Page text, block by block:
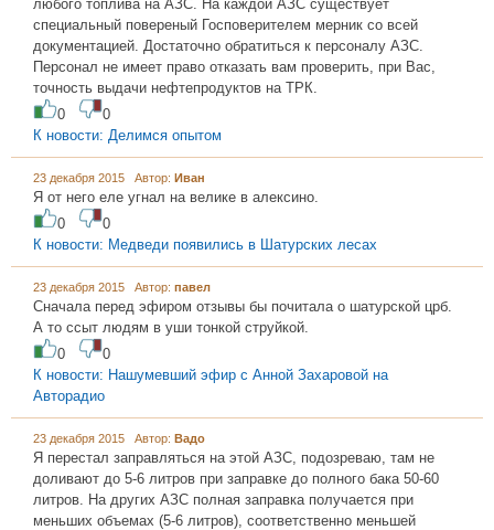
любого топлива на АЗС. На каждой АЗС существует
специальный повереный Госповерителем мерник со всей
документацией. Достаточно обратиться к персоналу АЗС.
Персонал не имеет право отказать вам проверить, при Вас,
точность выдачи нефтепродуктов на ТРК.
0
0
К новости: Делимся опытом
23 декабря 2015 Автор: Иван
Я от него еле угнал на велике в алексино.
0
0
К новости: Медведи появились в Шатурских лесах
23 декабря 2015 Автор: павел
Сначала перед эфиром отзывы бы почитала о шатурской црб.
А то ссыт людям в уши тонкой струйкой.
0
0
К новости: Нашумевший эфир с Анной Захаровой на
Авторадио
23 декабря 2015 Автор: Вадо
Я перестал заправляться на этой АЗС, подозреваю, там не
доливают до 5-6 литров при заправке до полного бака 50-60
литров. На других АЗС полная заправка получается при
меньших объемах (5-6 литров), соответственно меньшей